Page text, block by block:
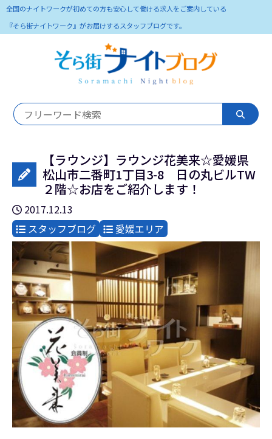
全国のナイトワークが初めての方も安心して働ける求人をご案内している
『そら街ナイトワーク』がお届けするスタッフブログです。
【ラウンジ】ラウンジ花美来☆愛媛県
松山市二番町1丁目3-8 日の丸ビルTW
２階☆お店をご紹介します！
2017.12.13
スタッフブログ
愛媛エリア